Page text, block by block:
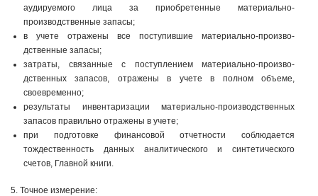
аудируемого лица за приобретенные материально-
производственные запасы;
в учете отражены все поступившие материально-произво­
дственные запасы;
затраты, связанные с поступлением материально-произво­
дственных запасов, отражены в учете в полном объеме,
своевременно;
результаты инвентаризации материально-производствен­ных
запасов правильно отражены в учете;
при подготовке финансовой отчетности соблюдается
тождественность данных аналитического и синтетического
счетов, Главной книги.
5. Точное измерение: